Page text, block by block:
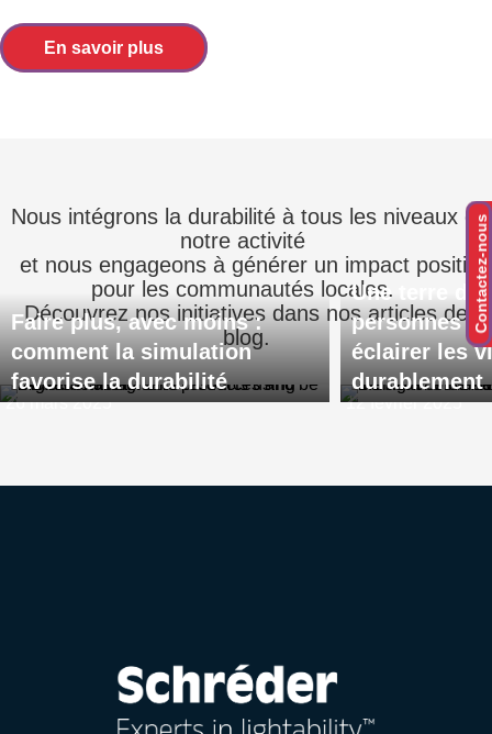
Contactez-nous
En savoir plus
Nous intégrons la durabilité à tous les niveaux de
notre activité
et nous engageons à générer un impact positif
pour les communautés locales.
Découvrez nos initiatives dans nos articles de
blog.
26 mars 2025
Faire plus, avec moins :
comment la simulation
favorise la durabilité
12 février 2025
Une terre
personnes
éclairer les
durablement